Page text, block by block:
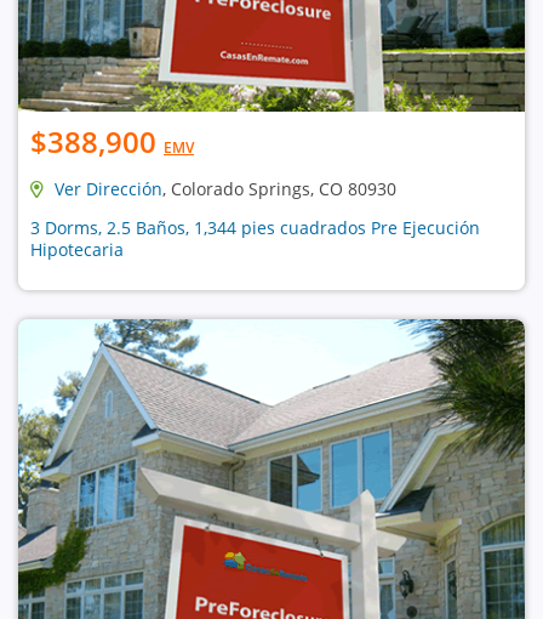
$388,900 EMV
Ver Dirección, Colorado Springs, CO 80930
3 Dorms, 2.5 Baños, 1,344 pies cuadrados Pre Ejecución
Hipotecaria